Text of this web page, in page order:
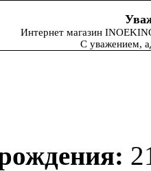
Интернет магазин
С уважением,